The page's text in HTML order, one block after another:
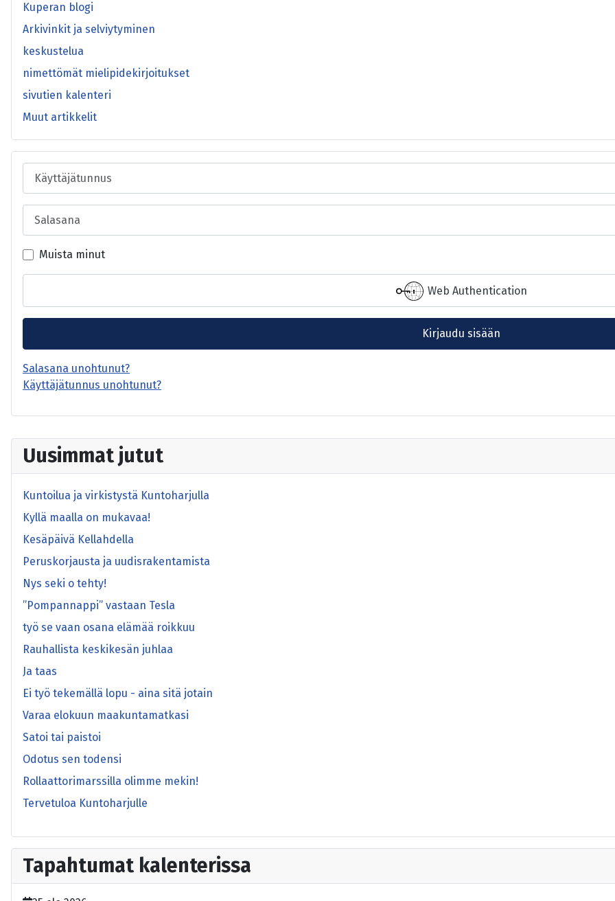
Uusimmat jutut
Kuntoilua ja virkistystä Kuntoharjulla
Kyllä maalla on mukavaa!
Kesäpäivä Kellahdella
Peruskorjausta ja uudisrakentamista
Nys seki o tehty!
”Pompannappi” vastaan Tesla
työ se vaan osana elämää roikkuu
Rauhallista keskikesän juhlaa
Ja taas
Ei työ tekemällä lopu - aina sitä jotain
Varaa elokuun maakuntamatkasi
Satoi tai paistoi
Odotus sen todensi
Rollaattorimarssilla olimme mekin!
Tervetuloa Kuntoharjulle
Tapahtumat kalenterissa
Kuperan blogi
Arkivinkit ja selviytyminen
keskustelua
nimettömät mielipidekirjoitukset
sivutien kalenteri
Muut artikkelit
Käyttäjätunnus
Salasana
Muista minut
Web Authentication
Kirjaudu sisään
Salasana unohtunut?
Käyttäjätunnus unohtunut?